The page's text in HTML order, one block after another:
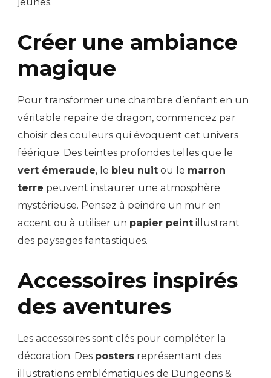
Créer une ambiance
magique
Pour transformer une chambre d’enfant en un
véritable repaire de dragon, commencez par
choisir des couleurs qui évoquent cet univers
féérique. Des teintes profondes telles que le
vert émeraude, le bleu nuit ou le marron
terre peuvent instaurer une atmosphère
mystérieuse. Pensez à peindre un mur en
accent ou à utiliser un papier peint illustrant
des paysages fantastiques.
Accessoires inspirés
des aventures
Les accessoires sont clés pour compléter la
décoration. Des posters représentant des
illustrations emblématiques de Dungeons &